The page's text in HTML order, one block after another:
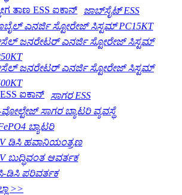
ಜಾಬ್‌ಸೈಟ್ ESS
ಎನರ್ಜಿ ಸ್ಟೋರೇಜ್ ಸಿಸ್ಟಮ್ PC15KT
ಜನರೇಟರ್ ಎನರ್ಜಿ ಸ್ಟೋರೇಜ್ ಸಿಸ್ಟಮ್
ಜನರೇಟರ್ ಎನರ್ಜಿ ಸ್ಟೋರೇಜ್ ಸಿಸ್ಟಮ್
ಸಾಗರ ESS
ವೋಲ್ಟೇಜ್ ಸಾಗರ ಬ್ಯಾಟರಿ ವ್ಯವಸ್ಥೆ
ಬ್ಯಾಟರಿ
ಡಿಸಿ ಹವಾನಿಯಂತ್ರಣ
ಬುದ್ಧಿವಂತ ಆವರ್ತಕ
ಡಿಸಿ ಪರಿವರ್ತಕ
>>